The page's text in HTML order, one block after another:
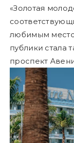
«Золотая
любимым
публики стала
проспект